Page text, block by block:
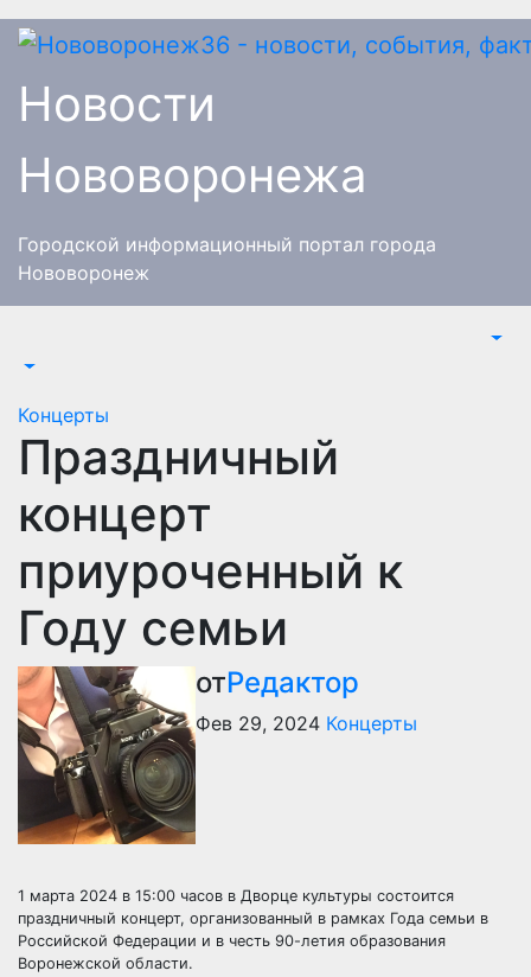
Перейти
Новости
Нововоронежа
Городской информационный портал города
Нововоронеж
Концерты
Праздничный
концерт
приуроченный к
Году семьи
отРедактор
Фев 29, 2024 Концерты
1 марта 2024 в 15:00 часов в Дворце культуры состоится
праздничный концерт, организованный в рамках Года семьи в
Российской Федерации и в честь 90-летия образования
Воронежской области.